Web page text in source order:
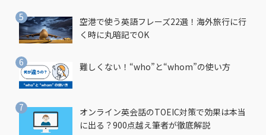
空港で使う英語フレーズ22選！海外旅行に行
く時に丸暗記でOK
難しくない！“who”と“whom”の使い方
オンライン英会話のTOEIC対策で効果は本当
に出る？900点越え筆者が徹底解説